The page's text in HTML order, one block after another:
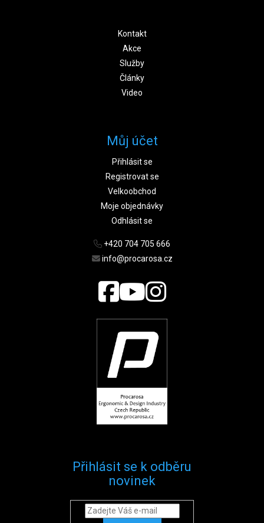
Kontakt
Akce
Služby
Články
Video
Můj účet
Přihlásit se
Registrovat se
Velkoobchod
Moje objednávky
Odhlásit se
+420 704 705 666
info@procarosa.cz
Přihlásit se k odběru
novinek